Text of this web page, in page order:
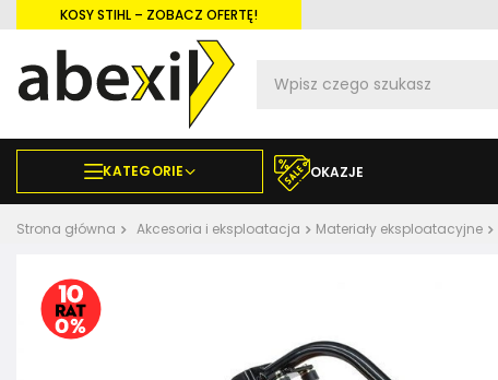
KOSY STIHL – ZOBACZ OFERTĘ!
KATEGORIE OKAZJE
Strona główna Akcesoria i eksploatacja Materiały eksploatacyjne